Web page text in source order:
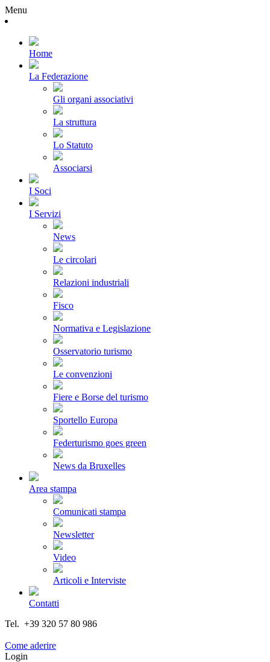
Menu
Home
La Federazione
Gli organi associativi
La struttura
Lo Statuto
Associarsi
I Soci
I Servizi
News
Le circolari
Relazioni industriali
Fisco
Normativa e Legislazione
Osservatorio turismo
Le convenzioni
Fiere e Borse del turismo
Sportello Europa
Federturismo goes green
News da Bruxelles
Area stampa
Comunicati stampa
Newsletter
Video
Articoli e Interviste
Contatti
Tel. +39 320 57 80 986
Come aderire
Login